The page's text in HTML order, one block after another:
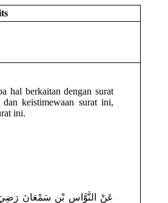
hal berkaitan dengan surat
keistimewaan surat ini,
ini.
عَنْ النَّوَّاسِ بْنِ سَمْعَانَ رَضِيَ